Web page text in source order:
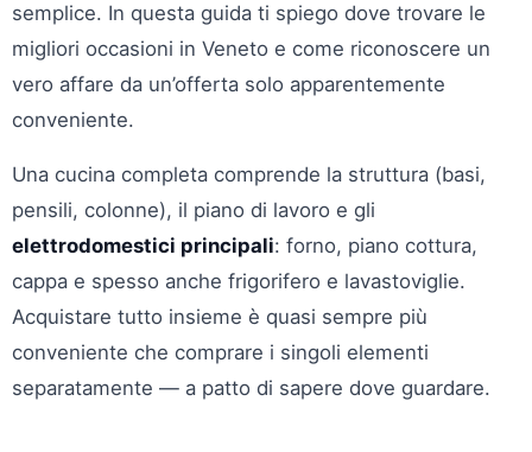
semplice. In questa guida ti spiego dove trovare le
migliori occasioni in Veneto e come riconoscere un
vero affare da un’offerta solo apparentemente
conveniente.
Una cucina completa comprende la struttura (basi,
pensili, colonne), il piano di lavoro e gli
elettrodomestici principali: forno, piano cottura,
cappa e spesso anche frigorifero e lavastoviglie.
Acquistare tutto insieme è quasi sempre più
conveniente che comprare i singoli elementi
separatamente — a patto di sapere dove guardare.